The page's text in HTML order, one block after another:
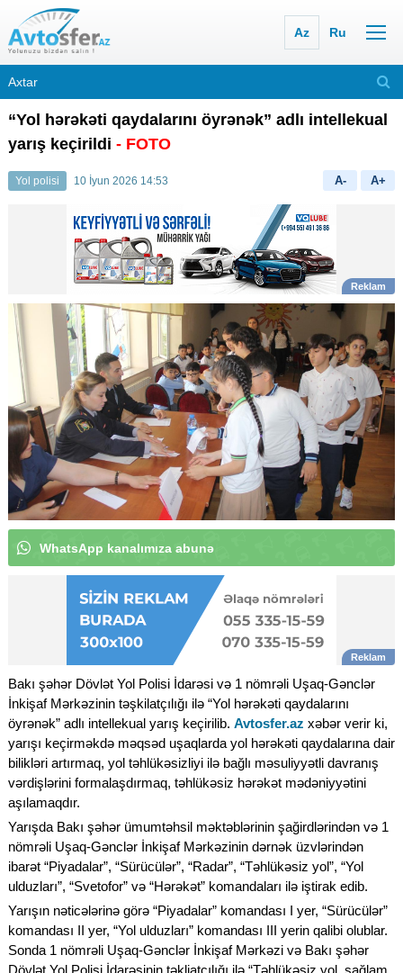
Az Ru
“Yol hərəkəti qaydalarını öyrənək” adlı intellekual
yarış keçirildi - FOTO
Yol polisi 10 İyun 2026 14:53 A- A+
W|
Bakı şəhər Dövlət Yol Polisi İdarəsi və 1 nömrəli Uşaq-Gənclər
İnkişaf Mərkəzinin təşkilatçılığı ilə “Yol hərəkəti qaydalarını
öyrənək” adlı intellekual yarış keçirilib. Avtosfer.az xəbər verir ki,
yarışı keçirməkdə məqsəd uşaqlarda yol hərəkəti qaydalarına dair
bilikləri artırmaq, yol təhlükəsizliyi ilə bağlı məsuliyyətli davranış
vərdişlərini formalaşdırmaq, təhlükəsiz hərəkət mədəniyyətini
aşılamaqdır.
Yarışda Bakı şəhər ümumtəhsil məktəblərinin şağirdlərindən və 1
nömrəli Uşaq-Gənclər İnkişaf Mərkəzinin dərnək üzvlərindən
ibarət “Piyadalar”, “Sürücülər”, “Radar”, “Təhlükəsiz yol”, “Yol
ulduzları”, “Svetofor” və “Hərəkət” komandaları ilə iştirak edib.
Yarışın nəticələrinə görə “Piyadalar” komandası I yer, “Sürücülər”
komandası II yer, “Yol ulduzları” komandası III yerin qalibi olublar.
Sonda 1 nömrəli Uşaq-Gənclər İnkişaf Mərkəzi və Bakı şəhər
Dövlət Yol Polisi İdarəsinin təkliatçılığı ilə “Təhlükəsiz yol, sağlam